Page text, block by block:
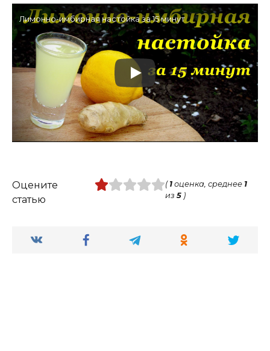
Лимонно-имбирная настойка за 15 минут
Оцените
статью
( 1 оценка, среднее 1
из5 )